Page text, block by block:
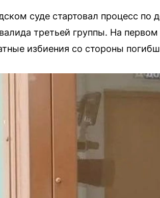
суде стартовал процесс
третьей группы. На первом
избиения со стороны